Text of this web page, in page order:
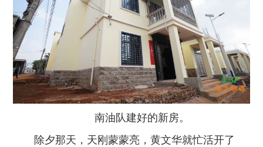
南油队建好的新房。
除夕那天，天刚蒙蒙亮，黄文华就忙活开了